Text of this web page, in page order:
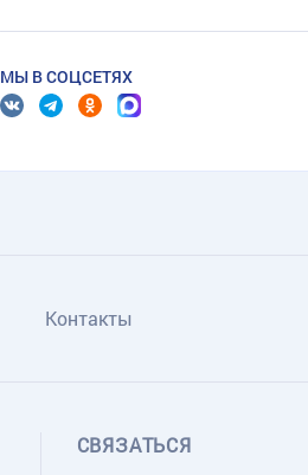
МЫ В СОЦСЕТЯХ
Контакты
СВЯЗАТЬСЯ